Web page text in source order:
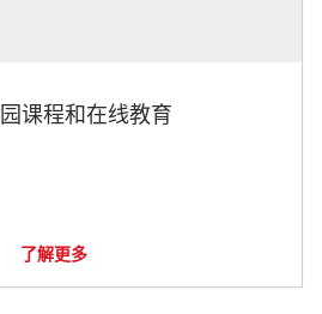
课程和在线教育
了解更多